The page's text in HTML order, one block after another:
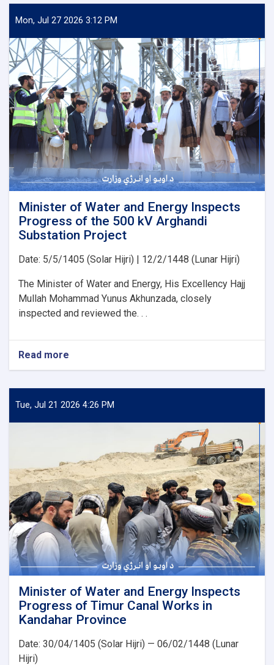
Water
and
Signs
an
agreement
with
Japan’s
PMS
Organization
for
the
Implementation
of
Several
Water
Development
Projects
Mon, Jul 27 2026 3:12 PM
Minister of Water and Energy Inspects
Progress of the 500 kV Arghandi
Substation Project
Date: 5/5/1405 (Solar Hijri) | 12/2/1448 (Lunar Hijri)
The Minister of Water and Energy, His Excellency Hajj
Mullah Mohammad Yunus Akhunzada, closely
inspected and reviewed the. . .
Read more
Water
and
the
500
kV
Arghandi
Substation
Project
Tue, Jul 21 2026 4:26 PM
Minister of Water and Energy Inspects
Progress of Timur Canal Works in
Kandahar Province
Date: 30/04/1405 (Solar Hijri) — 06/02/1448 (Lunar
Hijri)